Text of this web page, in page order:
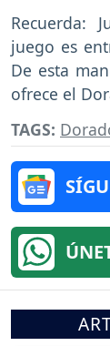
Recuerda:
juego es
De esta
ofrece el
TAGS: